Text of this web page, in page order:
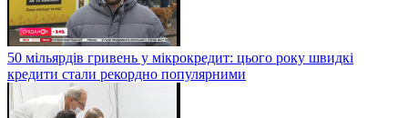
50 мільярдів гривень у мікрокредит: цього року швидкі
кредити стали рекордно популярними